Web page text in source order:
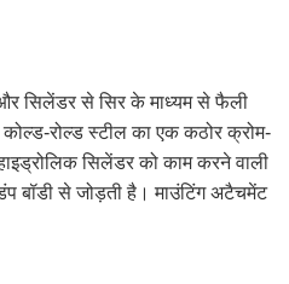
सिलेंडर से सिर के माध्यम से फैली
कोल्ड-रोल्ड स्टील का एक कठोर क्रोम-
सिलेंडर को काम करने वाली
बॉडी से जोड़ती है। माउंटिंग अटैचमेंट